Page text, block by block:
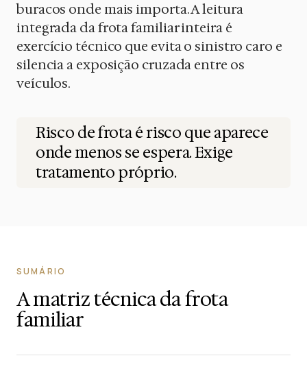
buracos onde mais importa. A leitura
integrada da frota familiar inteira é
exercício técnico que evita o sinistro caro e
silencia a exposição cruzada entre os
veículos.
Risco de frota é risco que aparece
onde menos se espera. Exige
tratamento próprio.
SUMÁRIO
A matriz técnica da frota
familiar